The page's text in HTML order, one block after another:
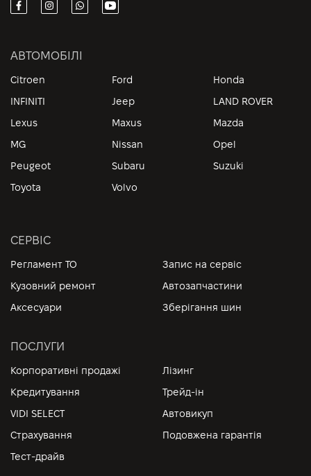
АВТОМОБІЛІ
Citroen Ford
Honda
INFINITI
Jeep
LAND ROVER
Lexus
Maxus
Mazda
MG
Nissan
Opel
Peugeot
Subaru
Suzuki
Toyota
Volvo
СЕРВІС
Регламент ТО
Запис на сервіс
Кузовний ремонт
Автозапчастини
Аксесуари
Зберігання шин
ПОСЛУГИ
Корпоративні продажі
Лізинг
Кредитування
Трейд-ін
VIDI SELECT
Автовикуп
Страхування
Подовжена гарантія
Тест-драйв